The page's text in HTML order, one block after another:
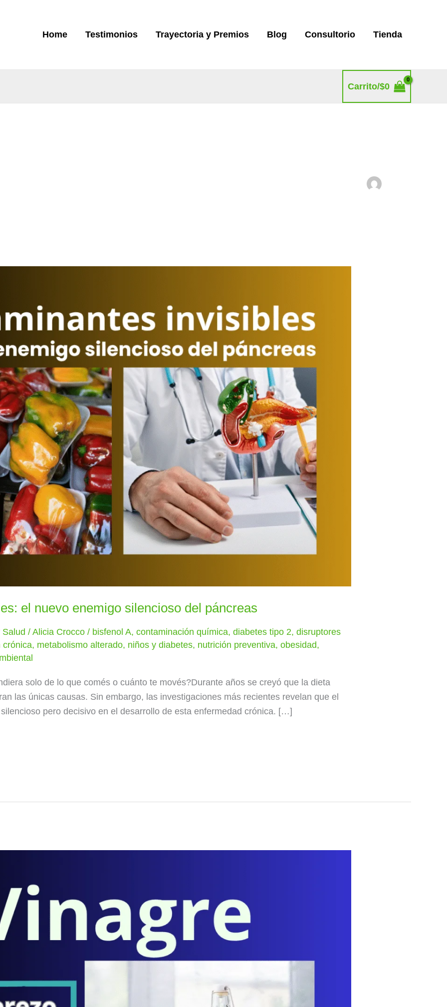
Home Testimonios Trayectoria y Premios Blog Consultorio Tienda
Carrito/$0
el nuevo enemigo silencioso del páncreas
Salud /Alicia Crocco/ bisfenol A,contaminación química,diabetes tipo 2,disruptores
crónica, metabolismo alterado, niños y diabetes, nutrición preventiva,obesidad,
solo de lo que comés o cuánto te movés?Durante años se creyó que la dieta
las únicas causas. Sin embargo, las investigaciones más recientes revelan que el
pero decisivo en el desarrollo de esta enfermedad crónica. […]